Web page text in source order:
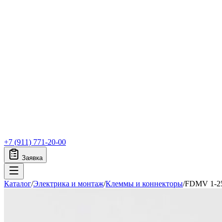
+7 (911) 771-20-00
Заявка
Каталог/Электрика и монтаж/Клеммы и коннекторы/FDMV 1-